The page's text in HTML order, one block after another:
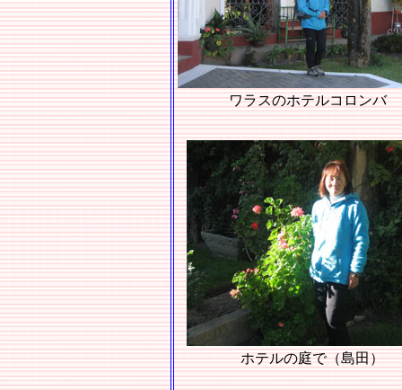
ワラスのホテルコロンバ
ホテルの庭で（島田）